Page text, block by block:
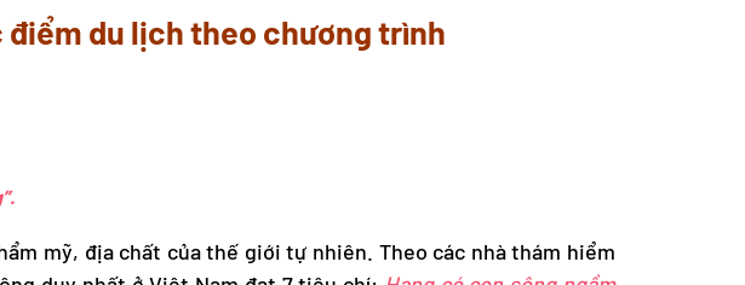
du lịch theo chương trình
mỹ, địa chất của thế giới tự nhiên. Theo các nhà thám hiểm